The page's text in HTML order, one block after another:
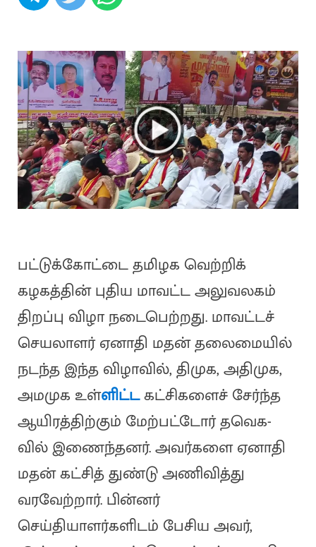
பட்டுக்கோட்டை தமிழக வெற்றிக்
கழகத்தின் புதிய மாவட்ட அலுவலகம்
திறப்பு விழா நடைபெற்றது. மாவட்டச்
செயலாளர் ஏனாதி மதன் தலைமையில்
நடந்த இந்த விழாவில், திமுக, அதிமுக,
அமமுக உள்ளிட்டகட்சிகளைச் சேர்ந்த
ஆயிரத்திற்கும் மேற்பட்டோர் தவெக-
வில் இணைந்தனர். அவர்களை ஏனாதி
மதன் கட்சித் துண்டு அணிவித்து
வரவேற்றார். பின்னர்
செய்தியாளர்களிடம் பேசிய அவர்,